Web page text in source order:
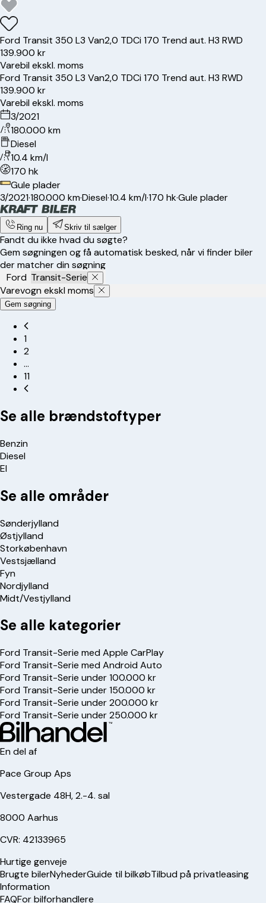
Ford Transit 350 L3 Van2,0 TDCi 170 Trend aut. H3 RWD
139.900 kr
Varebil ekskl. moms
Ford Transit 350 L3 Van2,0 TDCi 170 Trend aut. H3 RWD
139.900 kr
Varebil ekskl. moms
3/2021
180.000 km
Diesel
10.4 km/l
170 hk
Gule plader
3/2021·180.000 km·Diesel·10.4 km/l·170 hk·Gule plader
Ring nu Skriv til sælger
Fandt du ikke hvad du søgte?
Gem søgningen og få automatisk besked, når vi finder biler
der matcher din søgning
Ford Transit-Serie
Varevogn ekskl moms
Gem søgning
1
2
…
11
Se alle brændstoftyper
Benzin
Diesel
El
Se alle områder
Sønderjylland
Østjylland
Storkøbenhavn
Vestsjælland
Fyn
Nordjylland
Midt/Vestjylland
Se alle kategorier
Ford Transit-Serie med Apple CarPlay
Ford Transit-Serie med Android Auto
Ford Transit-Serie under 100.000 kr
Ford Transit-Serie under 150.000 kr
Ford Transit-Serie under 200.000 kr
Ford Transit-Serie under 250.000 kr
En del af
Pace Group Aps
Vestergade 48H, 2.-4. sal
8000 Aarhus
CVR: 42133965
Hurtige genveje
Brugte bilerNyhederGuide til bilkøbTilbud på privatleasing
Information
FAQFor bilforhandlere